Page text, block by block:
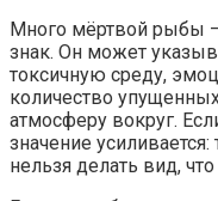
Много мёртвой рыбы
знак. Он может
токсичную среду,
количество
атмосферу вокруг.
значение
нельзя делать вид,